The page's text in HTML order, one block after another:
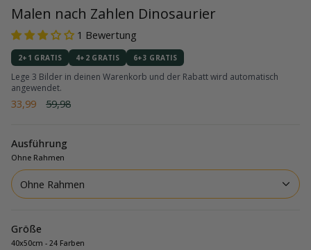
Malen nach Zahlen Dinosaurier
1 Bewertung
2+1 GRATIS 4+2 GRATIS 6+3 GRATIS
Lege 3 Bilder in deinen Warenkorb und der Rabatt wird automatisch
angewendet.
33,99
Regulärer
59,98
Ausführung
Ohne Rahmen
Ohne Rahmen
Größe
40x50cm - 24 Farben